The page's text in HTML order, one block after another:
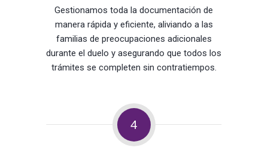
Gestionamos toda la documentación de
manera rápida y eficiente, aliviando a las
familias de preocupaciones adicionales
durante el duelo y asegurando que todos los
trámites se completen sin contratiempos.
4